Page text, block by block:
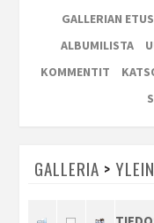
GALLERIAN
ALBUMILISTA
KOMMENTIT
GALLERIA >